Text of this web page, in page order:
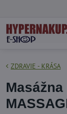
ZDRAVIE - KRÁSA